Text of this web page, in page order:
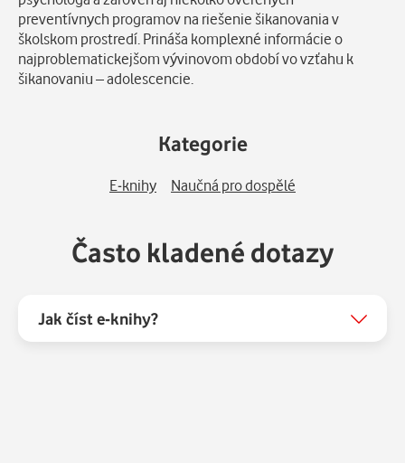
preventívnych programov na riešenie šikanovania v
školskom prostredí. Prináša komplexné informácie o
najproblematickejšom vývinovom období vo vzťahu k
šikanovaniu – adolescencie.
Kategorie
E-knihy Naučná pro dospělé
Často kladené dotazy
Jak číst e-knihy?